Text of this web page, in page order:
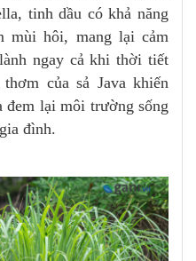
tinh dầu có khả năng
mùi hôi, mang lại cảm
ngay cả khi thời tiết
của sả Java khiến
đem lại môi trường sống
đình.